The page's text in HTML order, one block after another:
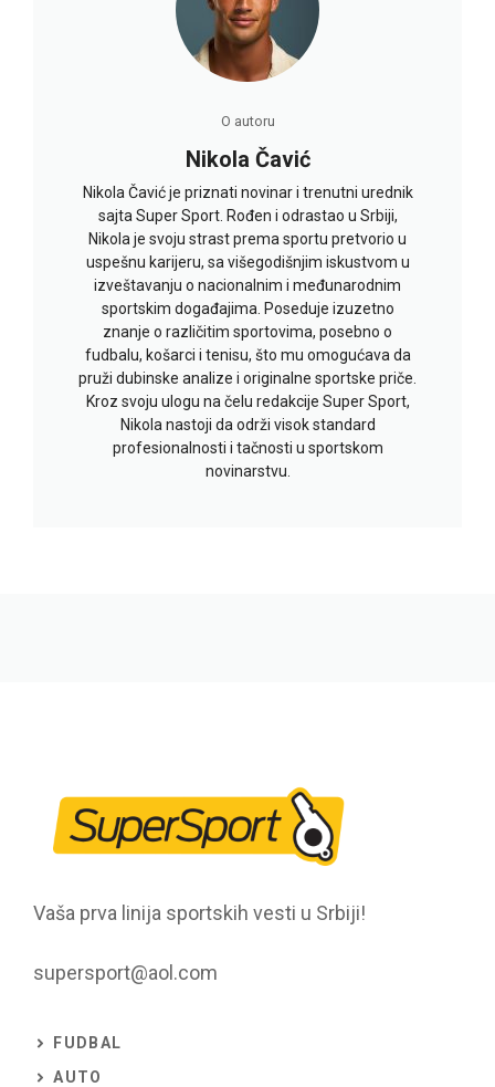
O autoru
Nikola Čavić
Nikola Čavić je priznati novinar i trenutni urednik
sajta Super Sport. Rođen i odrastao u Srbiji,
Nikola je svoju strast prema sportu pretvorio u
uspešnu karijeru, sa višegodišnjim iskustvom u
izveštavanju o nacionalnim i međunarodnim
sportskim događajima. Poseduje izuzetno
znanje o različitim sportovima, posebno o
fudbalu, košarci i tenisu, što mu omogućava da
pruži dubinske analize i originalne sportske priče.
Kroz svoju ulogu na čelu redakcije Super Sport,
Nikola nastoji da održi visok standard
profesionalnosti i tačnosti u sportskom
novinarstvu.
Vaša prva linija sportskih vesti u Srbiji!
supersport@aol.com
FUDBAL
AUTO